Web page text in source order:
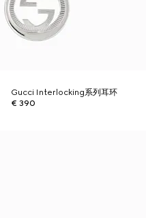
Gucci Interlocking系列耳环
€ 390